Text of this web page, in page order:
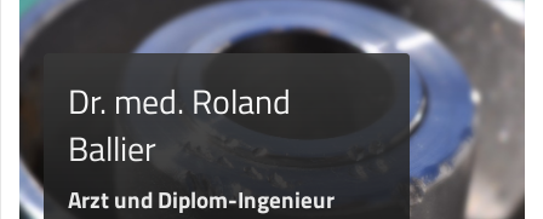
Dr. med. Roland
Ballier
Arzt und Diplom-Ingenieur